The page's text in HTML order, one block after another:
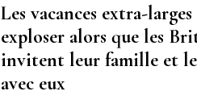
Les vacances extra-
exploser alors que les
invitent leur famille et
avec eux